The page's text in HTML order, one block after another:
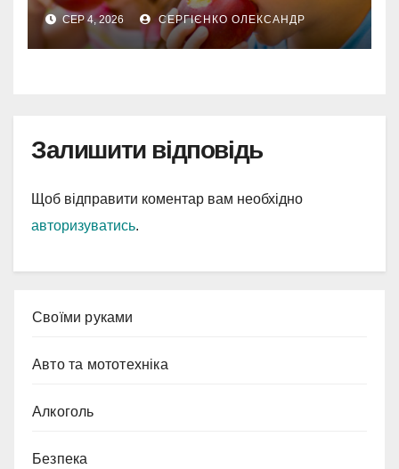
СЕР 4, 2026 СЕРГІЄНКО ОЛЕКСАНДР
Залишити відповідь
Щоб відправити коментар вам необхідно
авторизуватись.
Cвоїми руками
Авто та мототехніка
Алкоголь
Безпека